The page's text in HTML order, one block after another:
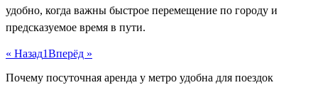
удобно, когда важны быстрое перемещение по городу и
предсказуемое время в пути.
« Назад1Вперёд »
Почему посуточная аренда у метро удобна для поездок